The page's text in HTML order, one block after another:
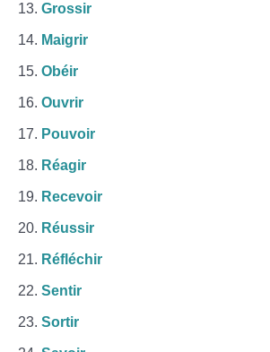
Grossir
Maigrir
Obéir
Ouvrir
Pouvoir
Réagir
Recevoir
Réussir
Réfléchir
Sentir
Sortir